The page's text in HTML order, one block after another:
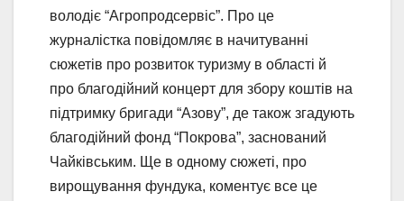
володіє “Агропродсервіс”. Про це
журналістка повідомляє в начитуванні
сюжетів про розвиток туризму в області й
про благодійний концерт для збору коштів на
підтримку бригади “Азову”, де також згадують
благодійний фонд “Покрова”, заснований
Чайківським. Ще в одному сюжеті, про
вирощування фундука, коментує все це